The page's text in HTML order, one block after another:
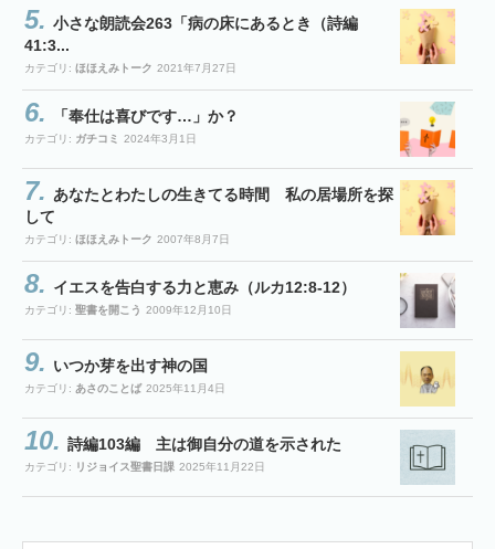
小さな朗読会263「病の床にあるとき（詩編
41:3...
カテゴリ: ほほえみトーク 2021年7月27日
「奉仕は喜びです…」か？
カテゴリ: ガチコミ 2024年3月1日
あなたとわたしの生きてる時間 私の居場所を探
して
カテゴリ: ほほえみトーク 2007年8月7日
イエスを告白する力と恵み（ルカ12:8-12）
カテゴリ: 聖書を開こう 2009年12月10日
いつか芽を出す神の国
カテゴリ: あさのことば 2025年11月4日
詩編103編 主は御自分の道を示された
カテゴリ: リジョイス聖書日課 2025年11月22日